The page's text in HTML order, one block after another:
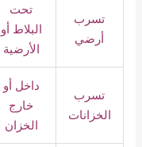
تسرب
أرضي
تحت
البلاط أو
الأرضية
تسرب
الخزانات
داخل أو
خارج
الخزان